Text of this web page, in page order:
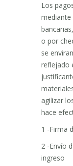
Los
mediante
o por
se
reflejado
agilizar
hace
1 -Firma
2 -Envío
ingreso